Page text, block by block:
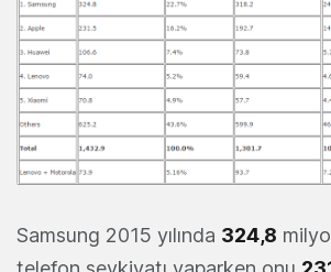
Samsung 2015 yılında 324,8